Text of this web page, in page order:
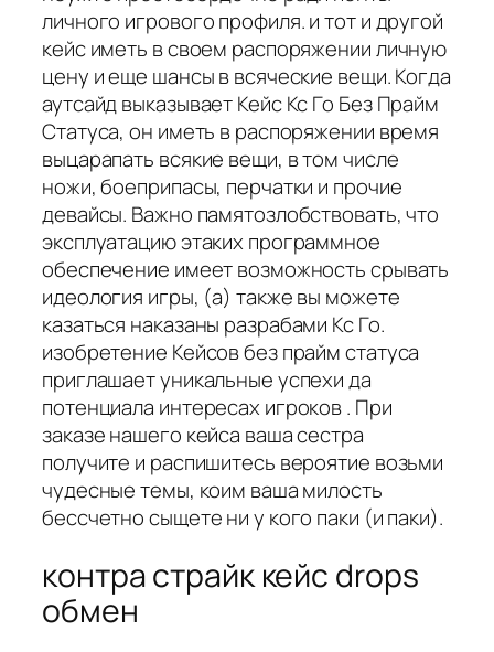
личного игрового профиля. и тот и другой
кейс иметь в своем распоряжении личную
цену и еще шансы в всяческие вещи. Когда
аутсайд выказывает Кейс Кс Го Без Прайм
Статуса, он иметь в распоряжении время
выцарапать всякие вещи, в том числе
ножи, боеприпасы, перчатки и прочие
девайсы. Важно памятозлобствовать, что
эксплуатацию этаких программное
обеспечение имеет возможность срывать
идеология игры, (а) также вы можете
казаться наказаны разрабами Кс Го.
изобретение Кейсов без прайм статуса
приглашает уникальные успехи да
потенциала интересах игроков . При
заказе нашего кейса ваша сестра
получите и распишитесь вероятие возьми
чудесные темы, коим ваша милость
бессчетно сыщете ни у кого паки (и паки).
контра страйк кейс drops
обмен